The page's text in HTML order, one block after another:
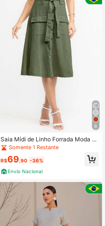
6
Saia Mídi de Linho Forrada Moda C
asual Elegante com Bolso e Botões
Frotais
Somente 1 Restante
R$69 ,90 -36%
Envio Nacional